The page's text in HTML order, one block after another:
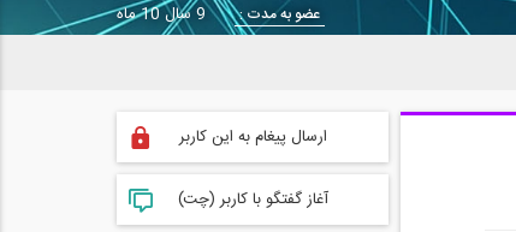
عضو به مدت :
9 سال 10 ماه
ارسال پیغام به این کاربر
آغاز گفتگو با کاربر (چت)